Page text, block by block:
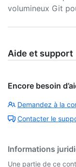
volumineux Git
Aide et support
Encore besoin
Demandez à la
Contacter le
Informations
Une partie de ce